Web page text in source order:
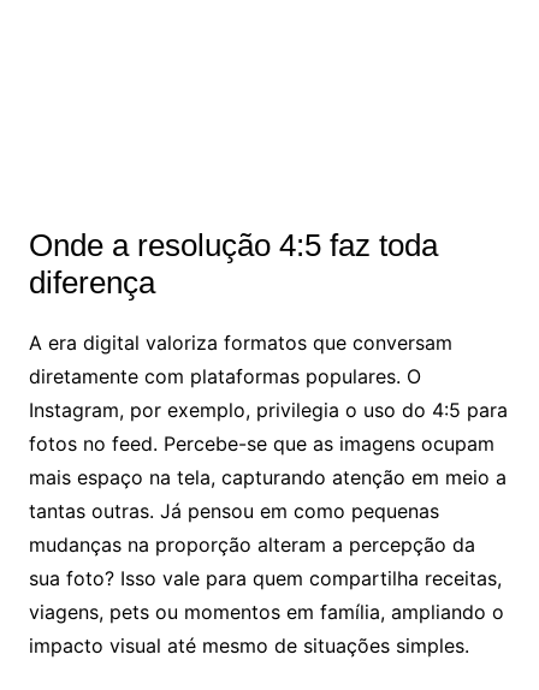
Onde a resolução 4:5 faz toda
diferença
A era digital valoriza formatos que conversam
diretamente com plataformas populares. O
Instagram, por exemplo, privilegia o uso do 4:5 para
fotos no feed. Percebe-se que as imagens ocupam
mais espaço na tela, capturando atenção em meio a
tantas outras. Já pensou em como pequenas
mudanças na proporção alteram a percepção da
sua foto? Isso vale para quem compartilha receitas,
viagens, pets ou momentos em família, ampliando o
impacto visual até mesmo de situações simples.